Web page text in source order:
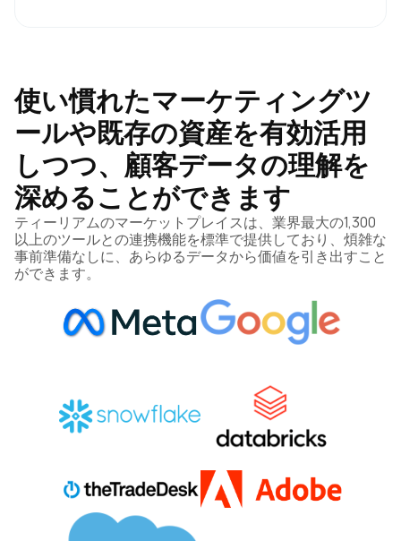
使い慣れたマーケティングツ
ールや既存の資産を有効活用
しつつ、顧客データの理解を
深めることができます
ティーリアムのマーケットプレイスは、業界最大の1,300
以上のツールとの連携機能を標準で提供しており、煩雑な
事前準備なしに、あらゆるデータから価値を引き出すこと
ができます。